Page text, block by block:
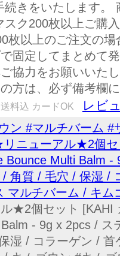
続きをいたします。
スク200枚以上ご購
枚以上のご注文の
固定してまとめて
協力をお願いいた
方は、必ず備考欄
料込 カードOK レビ
ン #マルチバーム
ニューアル★2個セ
Bounce Multi Balm
角質 / 毛穴 / 保湿 /
マルチバーム / キム
★2個セット [KAHI
- 9g x 2pcs /
湿 / コラーゲン /